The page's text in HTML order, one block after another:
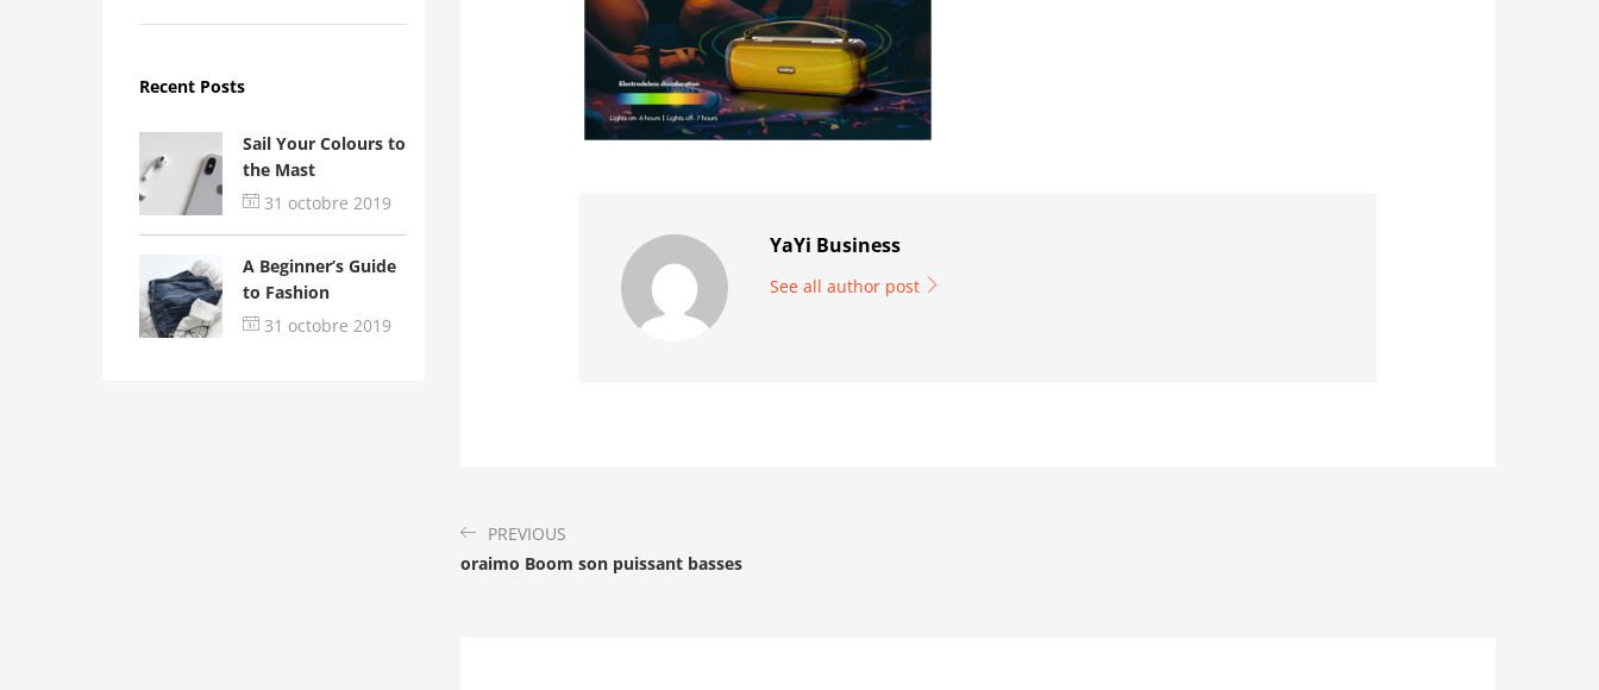
Recent Posts
Sail Your Colours to
the Mast
31 octobre 2019
A Beginner’s Guide
to Fashion
31 octobre 2019
YaYi Business
See all author post
PREVIOUS
oraimo Boom son puissant basses